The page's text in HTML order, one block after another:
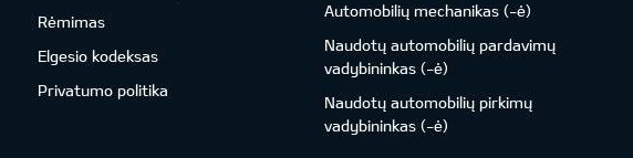
Rėmimas
Elgesio kodeksas
Privatumo politika
Automobilių mechanikas (-ė)
Naudotų automobilių pardavimų
vadybininkas (-ė)
Naudotų automobilių pirkimų
vadybininkas (-ė)